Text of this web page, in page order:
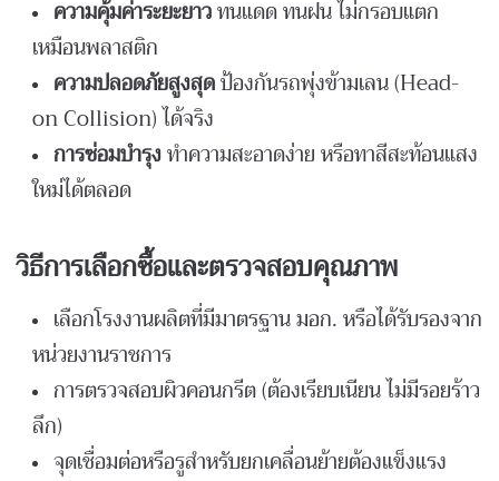
ความคุ้มค่าระยะยาวทนแดด ทนฝน ไม่กรอบแตก
เหมือนพลาสติก
ความปลอดภัยสูงสุดป้องกันรถพุ่งข้ามเลน (Head-
on Collision) ได้จริง
การซ่อมบำรุงทำความสะอาดง่าย หรือทาสีสะท้อนแสง
ใหม่ได้ตลอด
วิธีการเลือกซื้อและตรวจสอบคุณภาพ
เลือกโรงงานผลิตที่มีมาตรฐาน มอก. หรือได้รับรองจาก
หน่วยงานราชการ
การตรวจสอบผิวคอนกรีต (ต้องเรียบเนียน ไม่มีรอยร้าว
ลึก)
จุดเชื่อมต่อหรือรูสำหรับยกเคลื่อนย้ายต้องแข็งแรง